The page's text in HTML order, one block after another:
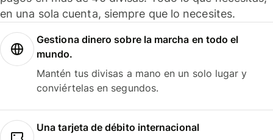
en una sola cuenta, siempre que lo necesites.
Gestiona dinero sobre la marcha en todo el
mundo.
Mantén tus divisas a mano en un solo lugar y
conviértelas en segundos.
Una tarjeta de débito internacional